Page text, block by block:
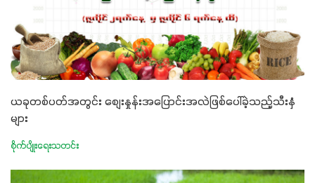
ယခုတစ်ပတ်အတွင်း စျေးနှုန်းအပြောင်းအလဲဖြစ်ပေါ်ခဲ့သည့်သီးနှံ
များ
စိုက်ပျိုးရေးသတင်း